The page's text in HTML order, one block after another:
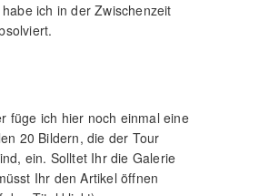
ich in der Zwischenzeit
füge ich hier noch einmal eine
20 Bildern, die der Tour
ein. Solltet Ihr die Galerie
Ihr den Artikel öffnen